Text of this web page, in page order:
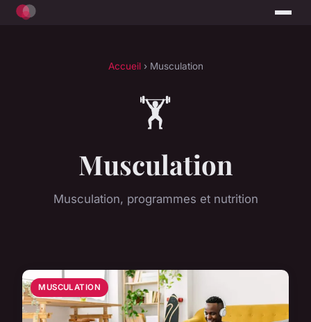
Accueil› Musculation
🏋️
Musculation
Musculation, programmes et nutrition
MUSCULATION